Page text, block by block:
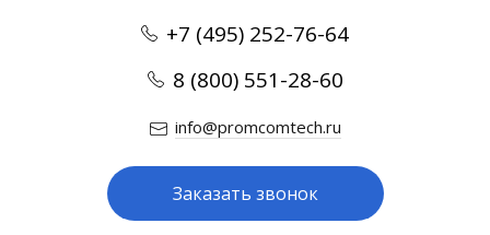
+7 (495) 252-76-64
8 (800) 551-28-60
info@promcomtech.ru
Заказать звонок